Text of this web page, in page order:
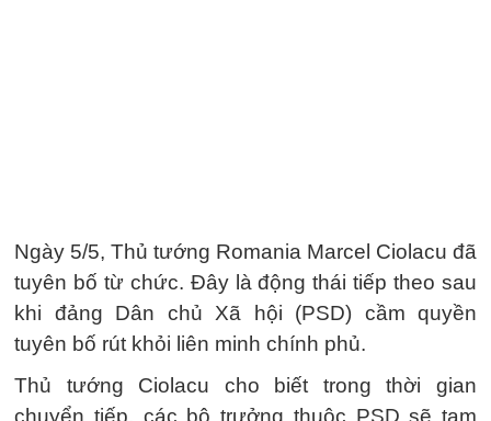
Ngày 5/5, Thủ tướng Romania Marcel Ciolacu đã
tuyên bố từ chức. Đây là động thái tiếp theo sau
khi đảng Dân chủ Xã hội (PSD) cầm quyền
tuyên bố rút khỏi liên minh chính phủ.
Thủ tướng Ciolacu cho biết trong thời gian
chuyển tiếp, các bộ trưởng thuộc PSD sẽ tạm